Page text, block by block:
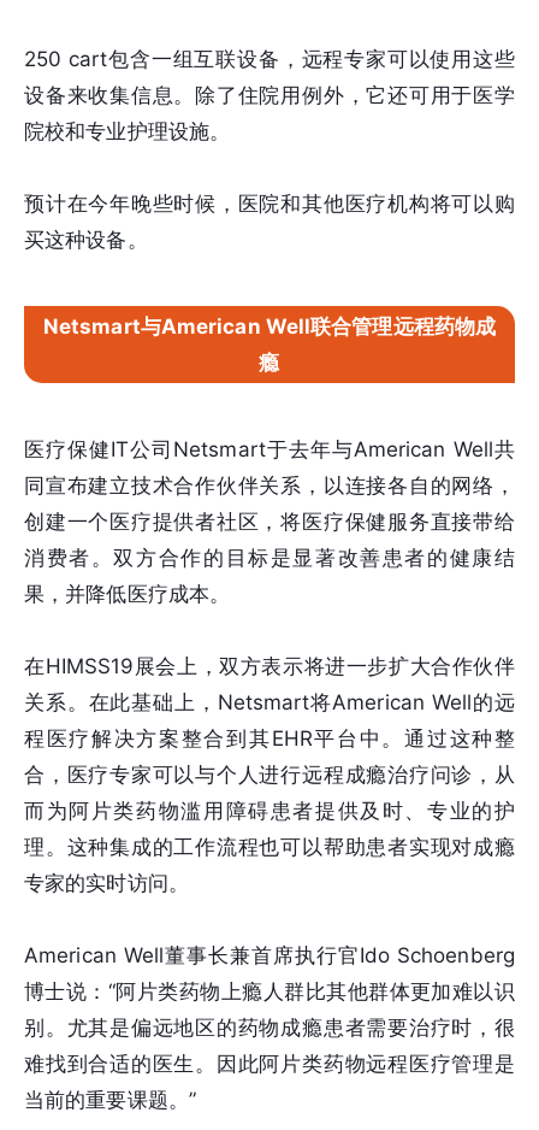
250 cart包含一组互联设备，远程专家可以使用这些
设备来收集信息。除了住院用例外，它还可用于医学
院校和专业护理设施。
预计在今年晚些时候，医院和其他医疗机构将可以购
买这种设备。
Netsmart与American Well联合管理远程药物成
瘾
医疗保健IT公司Netsmart于去年与American Well共
同宣布建立技术合作伙伴关系，以连接各自的网络，
创建一个医疗提供者社区，将医疗保健服务直接带给
消费者。双方合作的目标是显著改善患者的健康结
果，并降低医疗成本。
在HIMSS19展会上，双方表示将进一步扩大合作伙伴
关系。在此基础上，Netsmart将American Well的远
程医疗解决方案整合到其EHR平台中。通过这种整
合，医疗专家可以与个人进行远程成瘾治疗问诊，从
而为阿片类药物滥用障碍患者提供及时、专业的护
理。这种集成的工作流程也可以帮助患者实现对成瘾
专家的实时访问。
American Well董事长兼首席执行官Ido Schoenberg
博士说：“阿片类药物上瘾人群比其他群体更加难以识
别。尤其是偏远地区的药物成瘾患者需要治疗时，很
难找到合适的医生。因此阿片类药物远程医疗管理是
当前的重要课题。”